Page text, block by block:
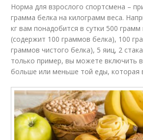
Норма для взрослого спортсмена –
грамма белка на килограмм веса.
кг вам понадобится в сутки 500 грамм
(содержит 100 граммов белка), 100
граммов чистого белка), 5 яиц, 2
только пример, вы можете включить
больше или меньше той еды, которая